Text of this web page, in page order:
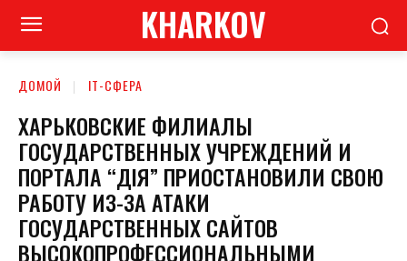
KHARKOV
ДОМОЙ ІТ-СФЕРА
ХАРЬКОВСКИЕ ФИЛИАЛЫ
ГОСУДАРСТВЕННЫХ УЧРЕЖДЕНИЙ И
ПОРТАЛА “ДІЯ” ПРИОСТАНОВИЛИ СВОЮ
РАБОТУ ИЗ-ЗА АТАКИ
ГОСУДАРСТВЕННЫХ САЙТОВ
ВЫСОКОПРОФЕССИОНАЛЬНЫМИ